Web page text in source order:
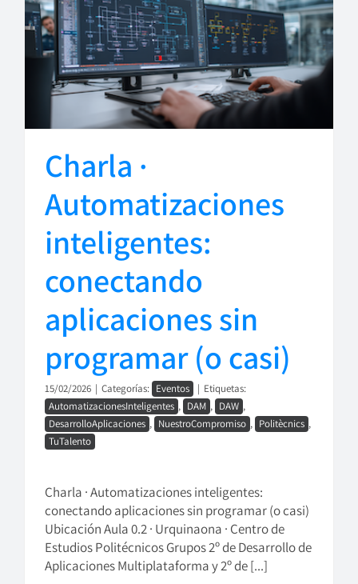
Charla ·
Automatizaciones
inteligentes:
conectando
aplicaciones sin
programar (o casi)
15/02/2026 | Categorías: Eventos | Etiquetas:
AutomatizacionesInteligentes , DAM , DAW ,
DesarrolloAplicaciones , NuestroCompromiso , Politècnics ,
TuTalento
Charla · Automatizaciones inteligentes:
conectando aplicaciones sin programar (o casi)
Ubicación Aula 0.2 · Urquinaona · Centro de
Estudios Politécnicos Grupos 2º de Desarrollo de
Aplicaciones Multiplataforma y 2º de [...]